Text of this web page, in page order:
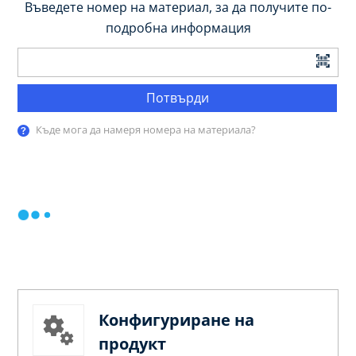
Въведете номер на материал, за да получите по-
подробна информация
Потвърди
Къде мога да намеря номера на материала?
Конфигуриране на
продукт